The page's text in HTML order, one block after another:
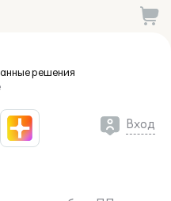
решения
Вход